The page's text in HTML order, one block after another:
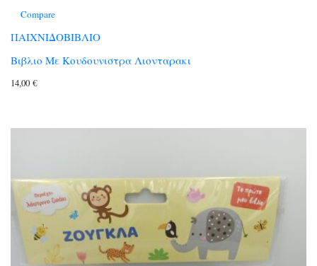
Compare
ΠΑΙΧΝΙΔΟΒΙΒΛΙΟ
Βιβλιο Με Κουδουνιστρα Λιονταρακι
14,00 €